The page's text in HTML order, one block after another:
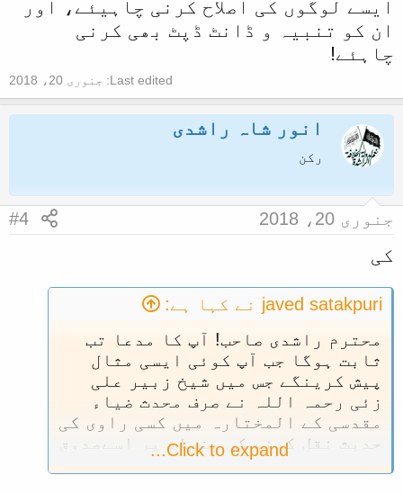
ایسے لوگوں کی اصلاح کرنی چاہیئے، اور
ان کو تنبیہ و ڈانٹ ڈپٹ بھی کرنی
چاہئے!
Last edited: جنوری 20، 2018
انور شاہ راشدی
رکن
جنوری 20، 2018 #4
کی
javed satakpuri نے کہا ہے:
محترم راشدی صاحب! آپ کا مدعا تب
ثابت ہوگا جب آپ کوئی ایسی مثال
پیش کرینگے جس میں شیخ زبیر علی
زئی رحمہ اللہ نے صرف محدث ضیاء
مقدسی کے المختارہ میں کسی راوی کی
حدیث نقل کرنے کی بنیاد پر اسےصدوق
اور حسن الحدیث کہا ہو
Click to expand...